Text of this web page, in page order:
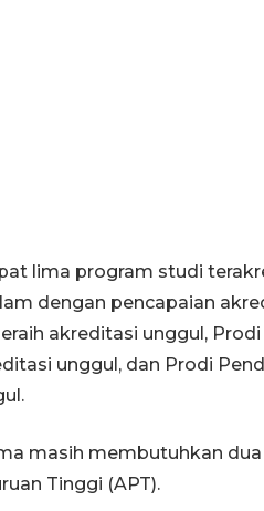
lima program studi
dengan pencapaian
akreditasi unggul,
unggul, dan Prodi
masih membutuhkan
Tinggi (APT).